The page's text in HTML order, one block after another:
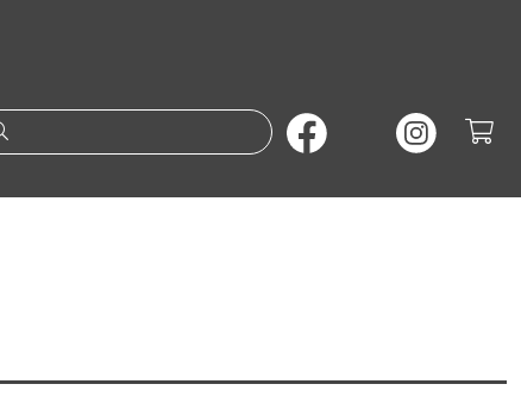
Suche nach Büchern oder